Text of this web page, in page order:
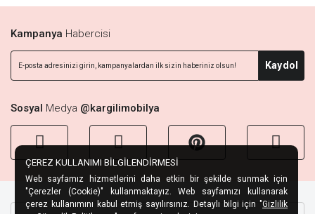
Kampanya Habercisi
Kaydol
Sosyal Medya @kargilimobilya
ÇEREZ KULLANIMI BİLGİLENDİRMESİ
Web sayfamız hizmetlerini daha etkin bir şekilde sunmak için
"Çerezler (Cookie)" kullanmaktayız. Web sayfamızı kullanarak
çerez kullanımını kabul etmiş sayılırsınız. Detaylı bilgi için "Gizlilik